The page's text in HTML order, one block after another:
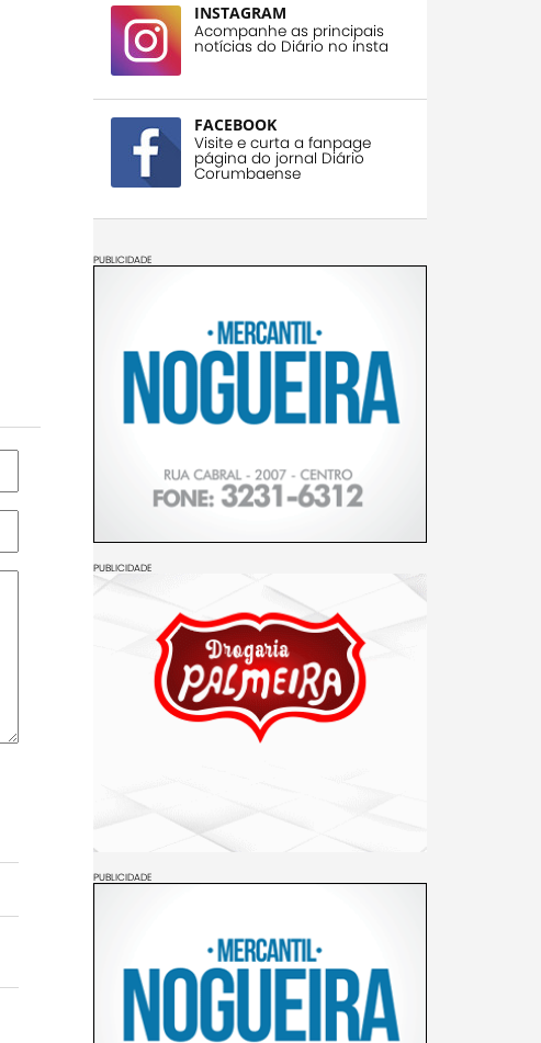
INSTAGRAM
Acompanhe as principais
notícias do Diário no insta
FACEBOOK
Visite e curta a fanpage
página do jornal Diário
Corumbaense
PUBLICIDADE
PUBLICIDADE
PUBLICIDADE